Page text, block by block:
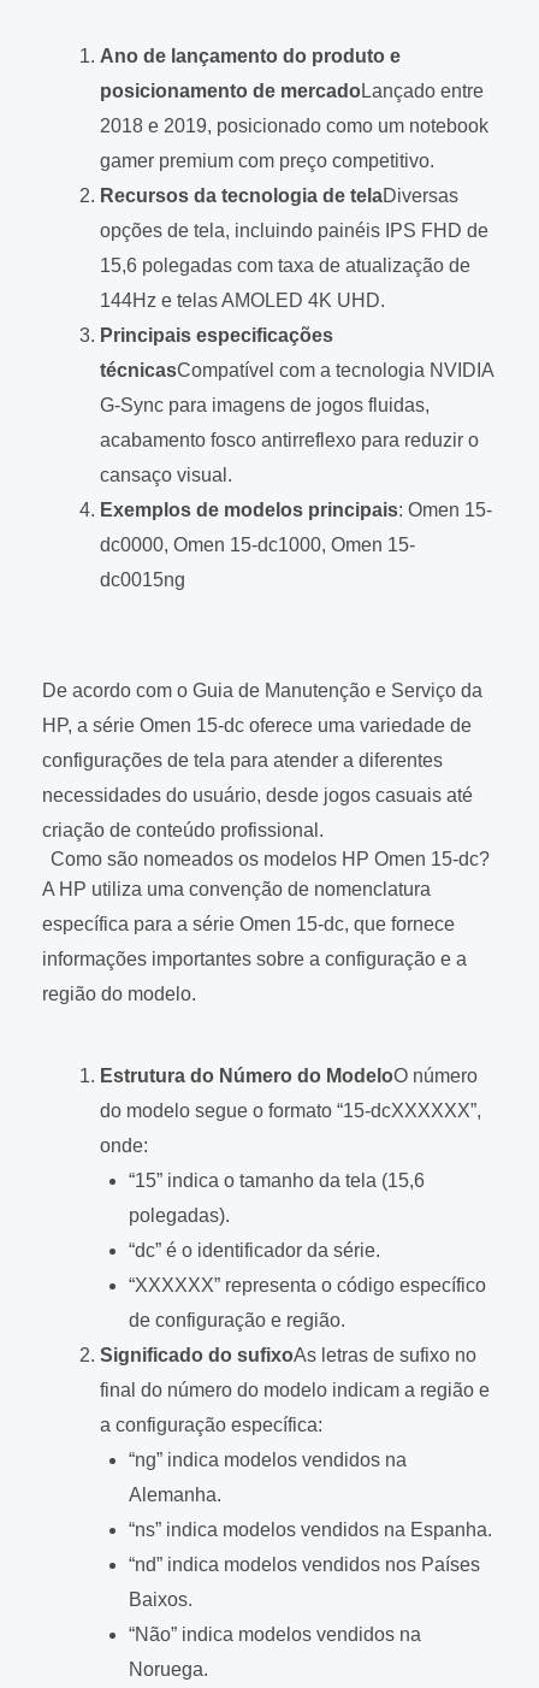
Ano de lançamento do produto e
posicionamento de mercadoLançado entre
2018 e 2019, posicionado como um notebook
gamer premium com preço competitivo.
Recursos da tecnologia de telaDiversas
opções de tela, incluindo painéis IPS FHD de
15,6 polegadas com taxa de atualização de
144Hz e telas AMOLED 4K UHD.
Principais especificações
técnicasCompatível com a tecnologia NVIDIA
G-Sync para imagens de jogos fluidas,
acabamento fosco antirreflexo para reduzir o
cansaço visual.
Exemplos de modelos principais: Omen 15-
dc0000, Omen 15-dc1000, Omen 15-
dc0015ng
De acordo com o Guia de Manutenção e Serviço da
HP, a série Omen 15-dc oferece uma variedade de
configurações de tela para atender a diferentes
necessidades do usuário, desde jogos casuais até
criação de conteúdo profissional.
Como são nomeados os modelos HP Omen 15-dc?
A HP utiliza uma convenção de nomenclatura
específica para a série Omen 15-dc, que fornece
informações importantes sobre a configuração e a
região do modelo.
Estrutura do Número do ModeloO número
do modelo segue o formato “15-dcXXXXXX”,
onde:
“15” indica o tamanho da tela (15,6
polegadas).
“dc” é o identificador da série.
“XXXXXX” representa o código específico
de configuração e região.
Significado do sufixoAs letras de sufixo no
final do número do modelo indicam a região e
a configuração específica:
“ng” indica modelos vendidos na
Alemanha.
“ns” indica modelos vendidos na Espanha.
“nd” indica modelos vendidos nos Países
Baixos.
“Não” indica modelos vendidos na
Noruega.